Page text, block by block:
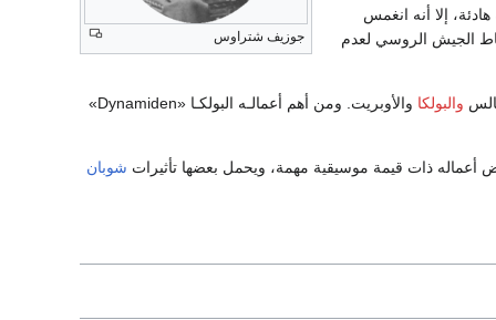
جوزيف شتراوس
إلا أنه انغمس
الجيش الروسي لعدم
والبولكا والأوبريت. ومن أهم أعمالـه البولكـا «Dynamiden»
أعماله ذات قيمة موسيقية مهمة، ويحمل بعضها تأثيرات شوبان